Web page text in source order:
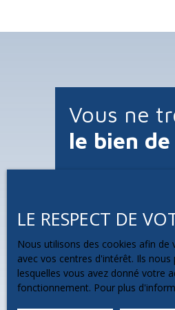
plus ou moins 67 €
Vous ne
le bien
Maximisez
futur bien !
Inscrivez-vous et
correspondent à vos
LE RESPECT DE
Nous utilisons des cookies afin
avec vos centres d'intérêt. Ils
lesquelles vous avez donné votre
fonctionnement. Pour plus